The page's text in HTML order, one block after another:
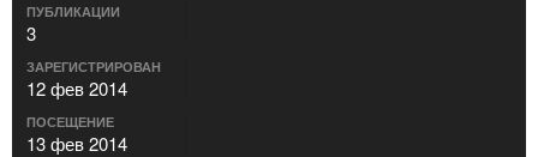
ПУБЛИКАЦИИ
3
ЗАРЕГИСТРИРОВАН
12 фев 2014
ПОСЕЩЕНИЕ
13 фев 2014